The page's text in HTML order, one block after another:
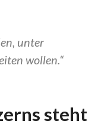
unter
wollen.“
steht